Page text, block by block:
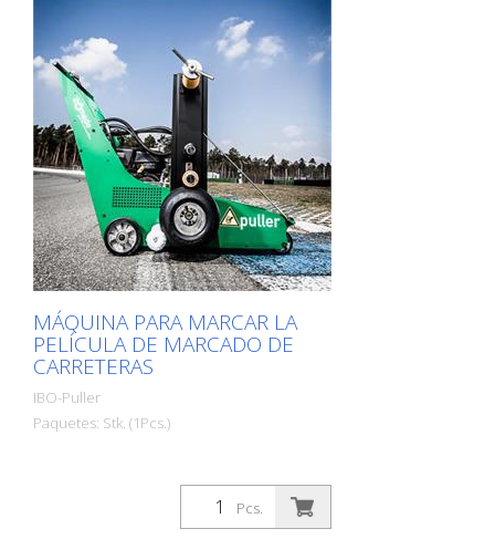
vial temporal, así como para soluciones
permanentes. El pulverizador de
imprimación es ideal para las marcas de
la carretera cuando hay que aplicarla
rápidamente y a fondo.
MÁQUINA PARA MARCAR LA
PELÍCULA DE MARCADO DE
CARRETERAS
IBO-Puller
Paquetes: Stk. (1Pcs.)
Pcs.